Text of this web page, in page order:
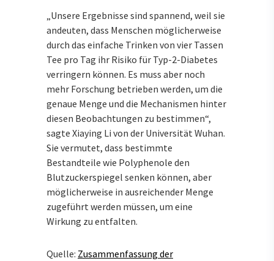
„Unsere Ergebnisse sind spannend, weil sie
andeuten, dass Menschen möglicherweise
durch das einfache Trinken von vier Tassen
Tee pro Tag ihr Risiko für Typ-2-Diabetes
verringern können. Es muss aber noch
mehr Forschung betrieben werden, um die
genaue Menge und die Mechanismen hinter
diesen Beobachtungen zu bestimmen“,
sagte Xiaying Li von der Universität Wuhan.
Sie vermutet, dass bestimmte
Bestandteile wie Polyphenole den
Blutzuckerspiegel senken können, aber
möglicherweise in ausreichender Menge
zugeführt werden müssen, um eine
Wirkung zu entfalten.
Quelle: Zusammenfassung der